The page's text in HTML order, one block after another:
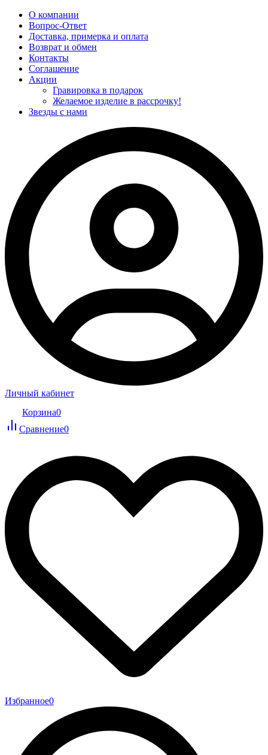
О компании
Вопрос-Ответ
Доставка, примерка и оплата
Возврат и обмен
Контакты
Соглашение
Акции
Гравировка в подарок
Желаемое изделие в рассрочку!
Звезды с нами
Личный кабинет
Корзина0
Сравнение0
Избранное0